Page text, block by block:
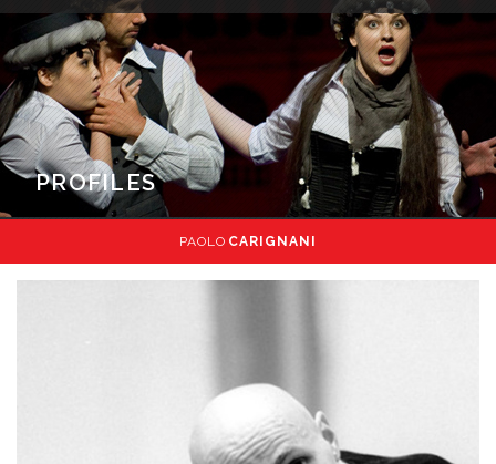
PROFILES
PAOLO CARIGNANI